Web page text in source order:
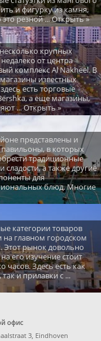
и фигурку из камня,
резной ... Открыть »
крупных
от центра
комплекс Al Nakheel. В
известных
есть торговые
а еще магазины,
... Открыть »
представлены и
в которых
традиционные
сладости, а также другие
для
блюд. Многие
категории товаров
главном городском
Этот рынок довольно
его изучение стоит
часов. Здесь есть как
и прилавки с ...
офис
3, Eindhoven